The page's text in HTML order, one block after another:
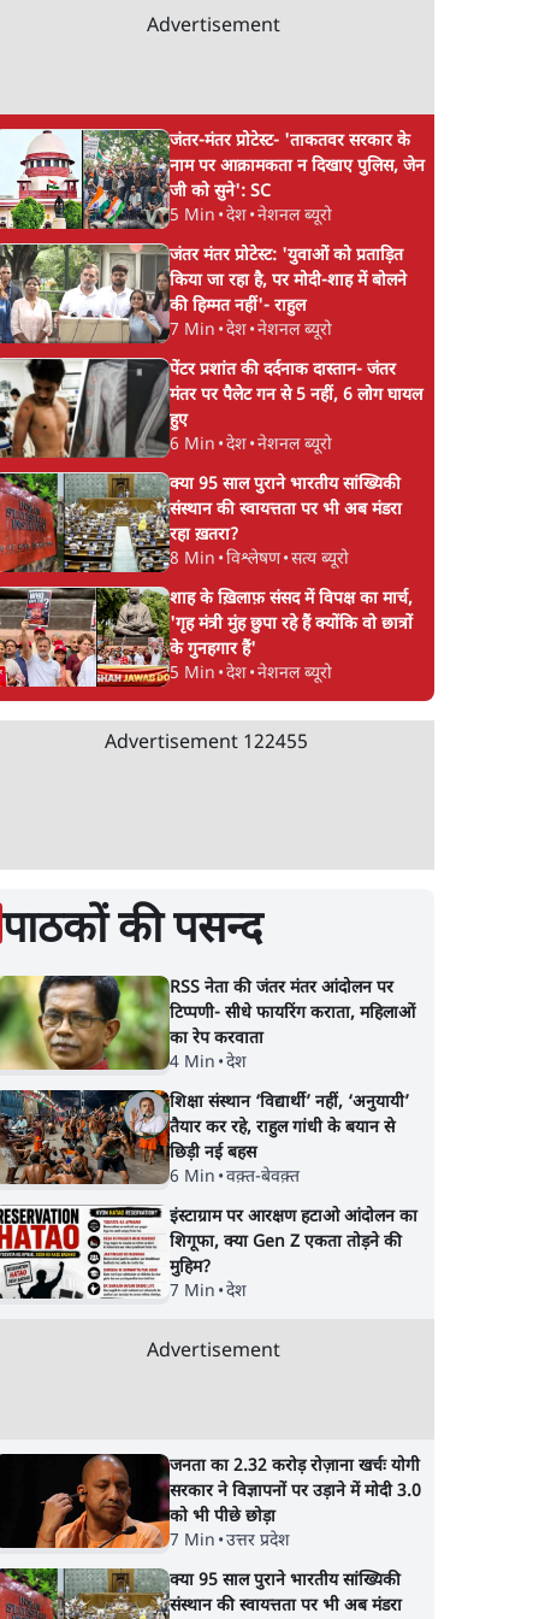
Advertisement
जंतर-मंतर प्रोटेस्ट- 'ताकतवर सरकार के
नाम पर आक्रामकता न दिखाए पुलिस, जेन
जी को सुने': SC
5 Min •देश•नेशनल ब्यूरो
जंतर मंतर प्रोटेस्ट: 'युवाओं को प्रताड़ित
किया जा रहा है, पर मोदी-शाह में बोलने
की हिम्मत नहीं'- राहुल
7 Min •देश•नेशनल ब्यूरो
पेंटर प्रशांत की दर्दनाक दास्तान- जंतर
मंतर पर पैलेट गन से 5 नहीं, 6 लोग घायल
हुए
6 Min •देश•नेशनल ब्यूरो
क्या 95 साल पुराने भारतीय सांख्यिकी
संस्थान की स्वायत्तता पर भी अब मंडरा
रहा ख़तरा?
8 Min •विश्लेषण•सत्य ब्यूरो
शाह के ख़िलाफ़ संसद में विपक्ष का मार्च,
'गृह मंत्री मुंह छुपा रहे हैं क्योंकि वो छात्रों
के गुनहगार हैं'
5 Min •देश•नेशनल ब्यूरो
Advertisement 122455
पाठकों की पसन्द
RSS नेता की जंतर मंतर आंदोलन पर
टिप्पणी- सीधे फायरिंग कराता, महिलाओं
का रेप करवाता
4 Min •देश
शिक्षा संस्थान ‘विद्यार्थी’ नहीं, ‘अनुयायी’
तैयार कर रहे, राहुल गांधी के बयान से
छिड़ी नई बहस
6 Min •वक़्त-बेवक़्त
इंस्टाग्राम पर आरक्षण हटाओ आंदोलन का
शिगूफा, क्या Gen Z एकता तोड़ने की
मुहिम?
7 Min •देश
Advertisement
जनता का 2.32 करोड़ रोज़ाना खर्चः योगी
सरकार ने विज्ञापनों पर उड़ाने में मोदी 3.0
को भी पीछे छोड़ा
7 Min •उत्तर प्रदेश
क्या 95 साल पुराने भारतीय सांख्यिकी
संस्थान की स्वायत्तता पर भी अब मंडरा